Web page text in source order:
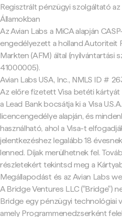
Regisztrált pénzügyi szolgáltató az
Államokban
Az Avian Labs a MiCA alapján
engedélyezett a holland Autoriteit
Markten (AFM) által (nyilvántartási
41000005).
Avian Labs USA, Inc., NMLS ID #
Az előre fizetett Visa betéti kártyát
a Lead Bank bocsátja ki a Visa
licencengedélye alapján, és
használható, ahol a Visa-t
jelentkezéshez legalább 18
lenned. Díjak merülhetnek fel.
részletekért tekintsd meg a
Megállapodást és az Avian Labs
A Bridge Ventures LLC ("Bridge")
Bridge egy pénzügyi technológiai
amely Programmenedzserként